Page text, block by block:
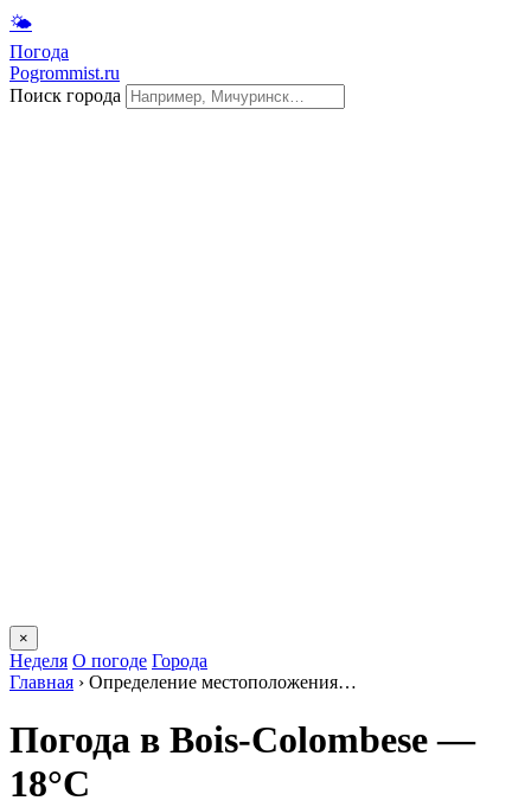
🌤
Погода
Pogrommist.ru
Поиск города
×
Неделя О погоде Города
Главная › Определение местоположения…
Погода в Bois-Colombesе —
18°C